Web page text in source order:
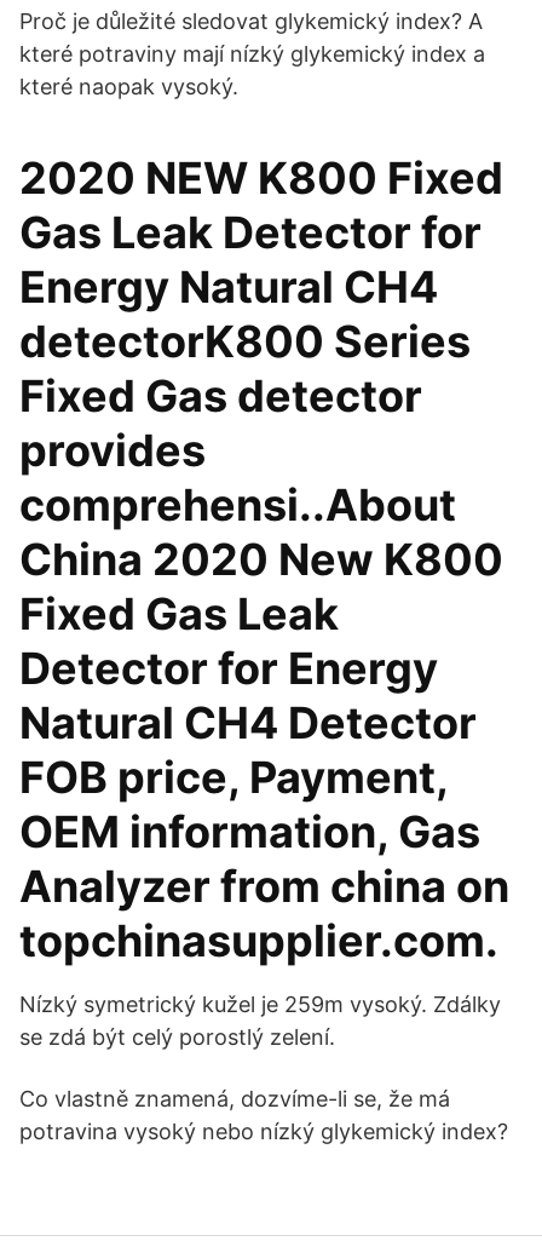
Proč je důležité sledovat glykemický index? A
které potraviny mají nízký glykemický index a
které naopak vysoký.
2020 NEW K800 Fixed
Gas Leak Detector for
Energy Natural CH4
detectorK800 Series
Fixed Gas detector
provides
comprehensi..About
China 2020 New K800
Fixed Gas Leak
Detector for Energy
Natural CH4 Detector
FOB price, Payment,
OEM information, Gas
Analyzer from china on
topchinasupplier.com.
Nízký symetrický kužel je 259m vysoký. Zdálky
se zdá být celý porostlý zelení.
Co vlastně znamená, dozvíme-li se, že má
potravina vysoký nebo nízký glykemický index?